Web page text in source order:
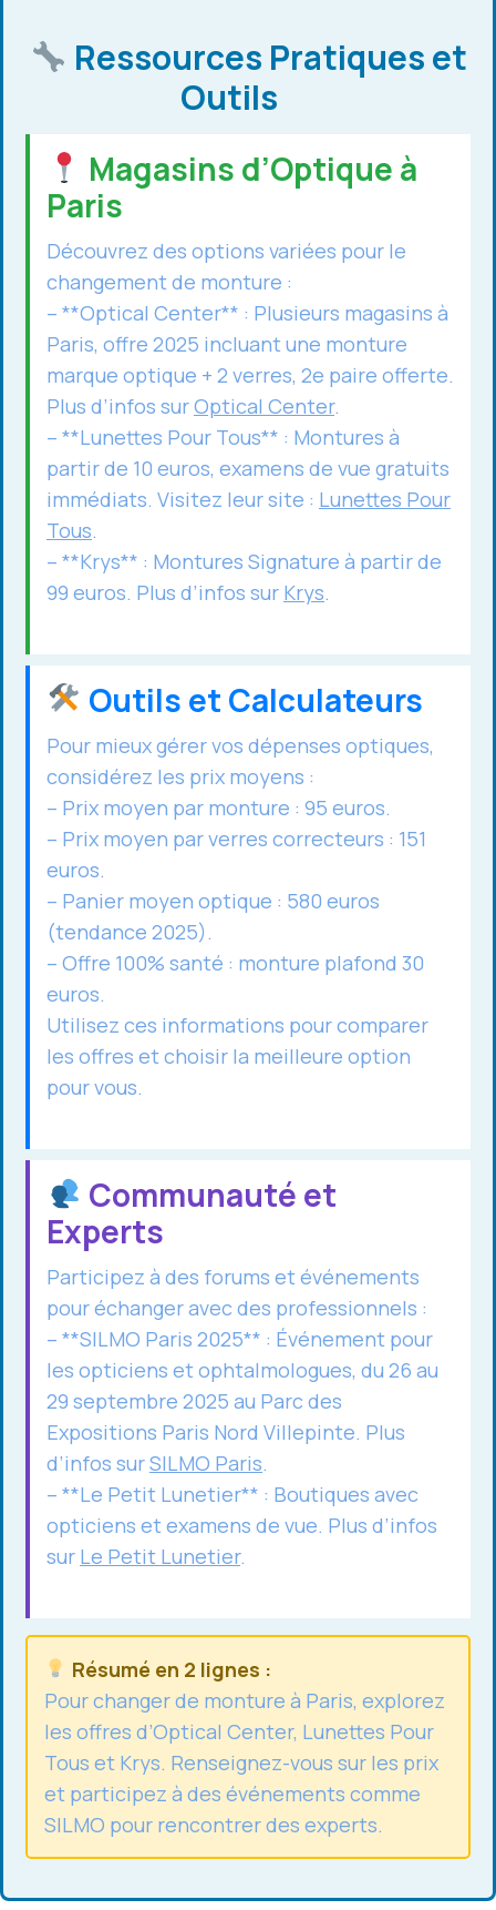
Ressources Pratiques et
Outils
Magasins d’Optique à
Paris
Découvrez des options variées pour le
changement de monture :
– **Optical Center** : Plusieurs magasins à
Paris, offre 2025 incluant une monture
marque optique + 2 verres, 2e paire offerte.
Plus d’infos surOptical Center.
– **Lunettes Pour Tous** : Montures à
partir de 10 euros, examens de vue gratuits
immédiats. Visitez leur site : Lunettes Pour
Tous.
– **Krys** : Montures Signature à partir de
99 euros. Plus d’infos sur Krys.
Outils et Calculateurs
Pour mieux gérer vos dépenses optiques,
considérez les prix moyens :
– Prix moyen par monture : 95 euros.
– Prix moyen par verres correcteurs : 151
euros.
– Panier moyen optique : 580 euros
(tendance 2025).
– Offre 100% santé : monture plafond 30
euros.
Utilisez ces informations pour comparer
les offres et choisir la meilleure option
pour vous.
Communauté et
Experts
Participez à des forums et événements
pour échanger avec des professionnels :
– **SILMO Paris 2025** : Événement pour
les opticiens et ophtalmologues, du 26 au
29 septembre 2025 au Parc des
Expositions Paris Nord Villepinte. Plus
d’infos surSILMO Paris.
– **Le Petit Lunetier** : Boutiques avec
opticiens et examens de vue. Plus d’infos
sur Le Petit Lunetier.
Résumé en 2 lignes :
Pourchanger de monture à Paris, explorez
les offres d’Optical Center, Lunettes Pour
Tous et Krys. Renseignez-vous sur les prix
et participez à des événements comme
SILMO pour rencontrer des experts.